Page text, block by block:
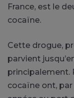
France, est le
cocaïne.
Cette drogue,
parvient
principalement.
cocaïne ont,